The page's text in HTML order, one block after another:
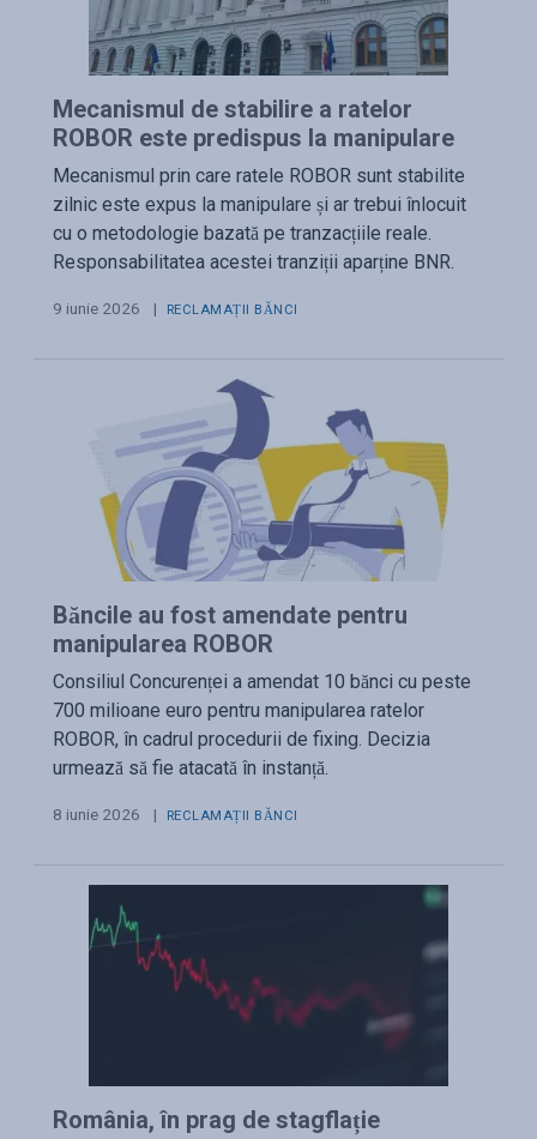
Mecanismul de stabilire a ratelor
ROBOR este predispus la manipulare
Mecanismul prin care ratele ROBOR sunt stabilite
zilnic este expus la manipulare și ar trebui înlocuit
cu o metodologie bazată pe tranzacțiile reale.
Responsabilitatea acestei tranziții aparține BNR.
9 iunie 2026 | RECLAMAȚII BĂNCI
Băncile au fost amendate pentru
manipularea ROBOR
Consiliul Concurenței a amendat 10 bănci cu peste
700 milioane euro pentru manipularea ratelor
ROBOR, în cadrul procedurii de fixing. Decizia
urmează să fie atacată în instanță.
8 iunie 2026 | RECLAMAȚII BĂNCI
România, în prag de stagflație